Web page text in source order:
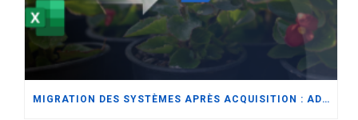
MIGRATION DES SYSTÈMES APRÈS ACQUISITION : ADAPTER L’ERP AUX BESOINS DU SECTEUR DE LA DISTRIBUTION DE SEMENCES ET D’ENGRAIS